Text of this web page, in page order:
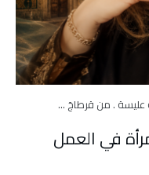
عليسة . من قرطاجَ …
في العمل